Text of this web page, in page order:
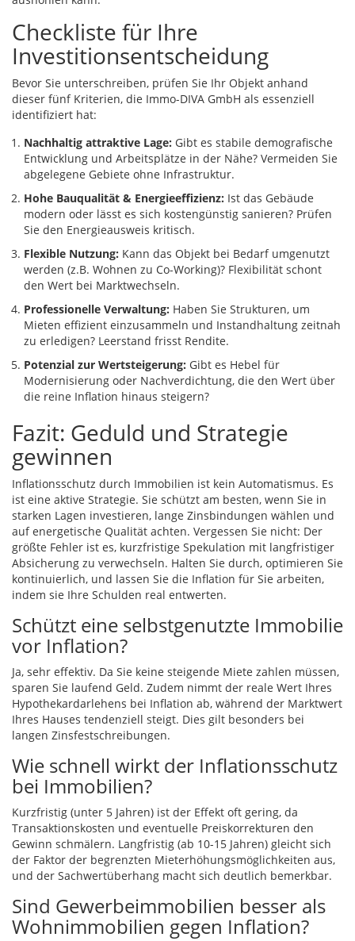
Checkliste für Ihre
Investitionsentscheidung
Bevor Sie unterschreiben, prüfen Sie Ihr Objekt anhand
dieser fünf Kriterien, die Immo-DIVA GmbH als essenziell
identifiziert hat:
Nachhaltig attraktive Lage: Gibt es stabile demografische
Entwicklung und Arbeitsplätze in der Nähe? Vermeiden Sie
abgelegene Gebiete ohne Infrastruktur.
Hohe Bauqualität & Energieeffizienz: Ist das Gebäude
modern oder lässt es sich kostengünstig sanieren? Prüfen
Sie den Energieausweis kritisch.
Flexible Nutzung: Kann das Objekt bei Bedarf umgenutzt
werden (z.B. Wohnen zu Co-Working)? Flexibilität schont
den Wert bei Marktwechseln.
Professionelle Verwaltung: Haben Sie Strukturen, um
Mieten effizient einzusammeln und Instandhaltung zeitnah
zu erledigen? Leerstand frisst Rendite.
Potenzial zur Wertsteigerung: Gibt es Hebel für
Modernisierung oder Nachverdichtung, die den Wert über
die reine Inflation hinaus steigern?
Fazit: Geduld und Strategie
gewinnen
Inflationsschutz durch Immobilien ist kein Automatismus. Es
ist eine aktive Strategie. Sie schützt am besten, wenn Sie in
starken Lagen investieren, lange Zinsbindungen wählen und
auf energetische Qualität achten. Vergessen Sie nicht: Der
größte Fehler ist es, kurzfristige Spekulation mit langfristiger
Absicherung zu verwechseln. Halten Sie durch, optimieren Sie
kontinuierlich, und lassen Sie die Inflation für Sie arbeiten,
indem sie Ihre Schulden real entwerten.
Schützt eine selbstgenutzte Immobilie
vor Inflation?
Ja, sehr effektiv. Da Sie keine steigende Miete zahlen müssen,
sparen Sie laufend Geld. Zudem nimmt der reale Wert Ihres
Hypothekardarlehens bei Inflation ab, während der Marktwert
Ihres Hauses tendenziell steigt. Dies gilt besonders bei
langen Zinsfestschreibungen.
Wie schnell wirkt der Inflationsschutz
bei Immobilien?
Kurzfristig (unter 5 Jahren) ist der Effekt oft gering, da
Transaktionskosten und eventuelle Preiskorrekturen den
Gewinn schmälern. Langfristig (ab 10-15 Jahren) gleicht sich
der Faktor der begrenzten Mieterhöhungsmöglichkeiten aus,
und der Sachwertüberhang macht sich deutlich bemerkbar.
Sind Gewerbeimmobilien besser als
Wohnimmobilien gegen Inflation?